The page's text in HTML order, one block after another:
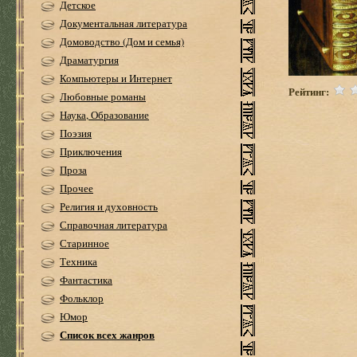
Детское
Документальная литература
Домоводство (Дом и семья)
Драматургия
Компьютеры и Интернет
Любовные романы
Наука, Образование
Поэзия
Приключения
Проза
Прочее
Религия и духовность
Справочная литература
Старинное
Техника
Фантастика
Фольклор
Юмор
Список всех жанров
Рейтинг: